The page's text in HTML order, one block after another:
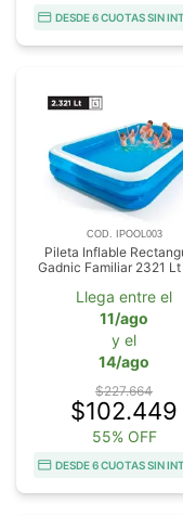
DESDE 6 CUOTAS SIN
COD. IPOOL003
Pileta Inflable
Gadnic Familiar 2321 Lt
Llega entre el
11/ago
y el
14/ago
$227.664
$102.449
55% OFF
DESDE 6 CUOTAS SIN